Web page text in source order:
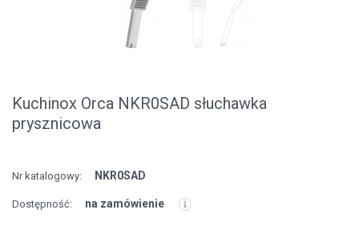
Kuchinox Orca NKR0SAD słuchawka
prysznicowa
Nr katalogowy: NKR0SAD
Dostępność: na zamówienie